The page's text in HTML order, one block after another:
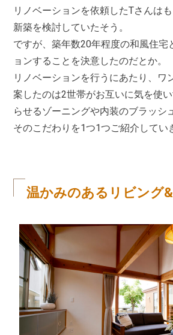
リノベーションを依頼したTさんは
新築を検討していたそう。
ですが、築年数20年程度の和風住宅
ョンすることを決意したのだとか。
リノベーションを行うにあたり、ワ
案したのは2世帯がお互いに気を使
らせるゾーニングや内装のブラッシ
そのこだわりを1つ1つご紹介してい
温かみのあるリビング